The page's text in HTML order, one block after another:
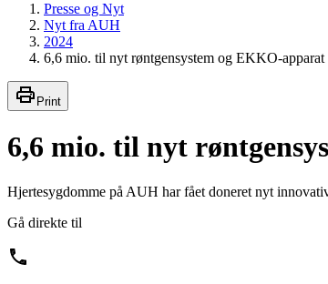
Presse og Nyt
Nyt fra AUH
2024
6,6 mio. til nyt røntgensystem og EKKO-
Print
6,6 mio. til nyt
Hjertesygdomme på AUH har fået doneret nyt
Gå direkte til